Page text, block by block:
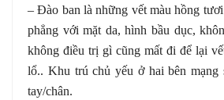
– Đào ban là những vết màu hồng
phẳng với mặt da, hình bầu dục,
không điều trị gì cũng mất đi để lại
lổ.. Khu trú chủ yếu ở hai bên mạng
tay/chân.